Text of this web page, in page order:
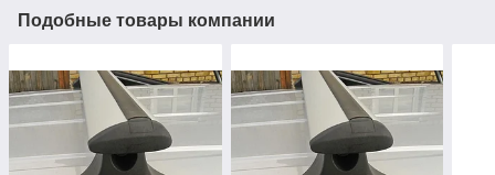
Подобные товары компании